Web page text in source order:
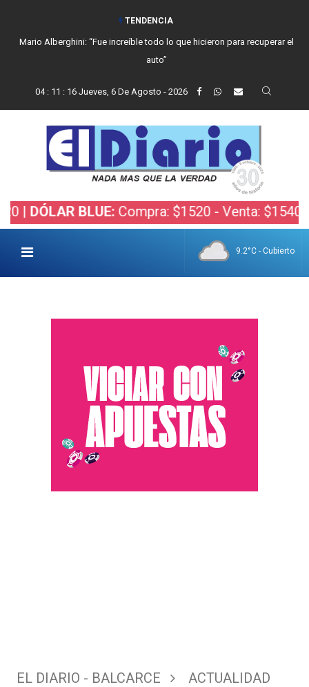
TENDENCIA
Mario Alberghini: “Fue increíble todo lo que hicieron para recuperar el
auto”
04: 11 : 17 Jueves, 6 De Agosto - 2026
BLUE:Compra: $1520 - Venta: $1540 |
9.2°C - Cubierto
EL DIARIO - BALCARCE
ACTUALIDAD